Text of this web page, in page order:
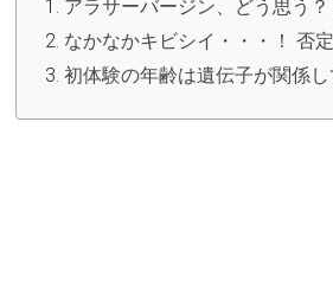
アラサーバージン、どう思う
なかなかキビシイ・・・！ 否
初体験の年齢は遺伝子が関係し